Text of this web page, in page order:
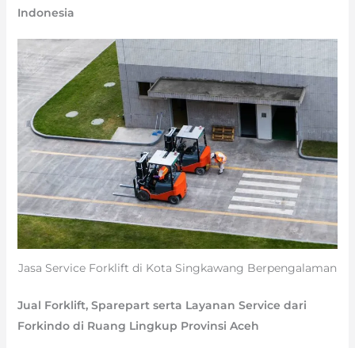
Indonesia
Jasa Service Forklift di Kota Singkawang Berpengalaman
Jual Forklift, Sparepart serta Layanan Service dari
Forkindo di Ruang Lingkup Provinsi Aceh